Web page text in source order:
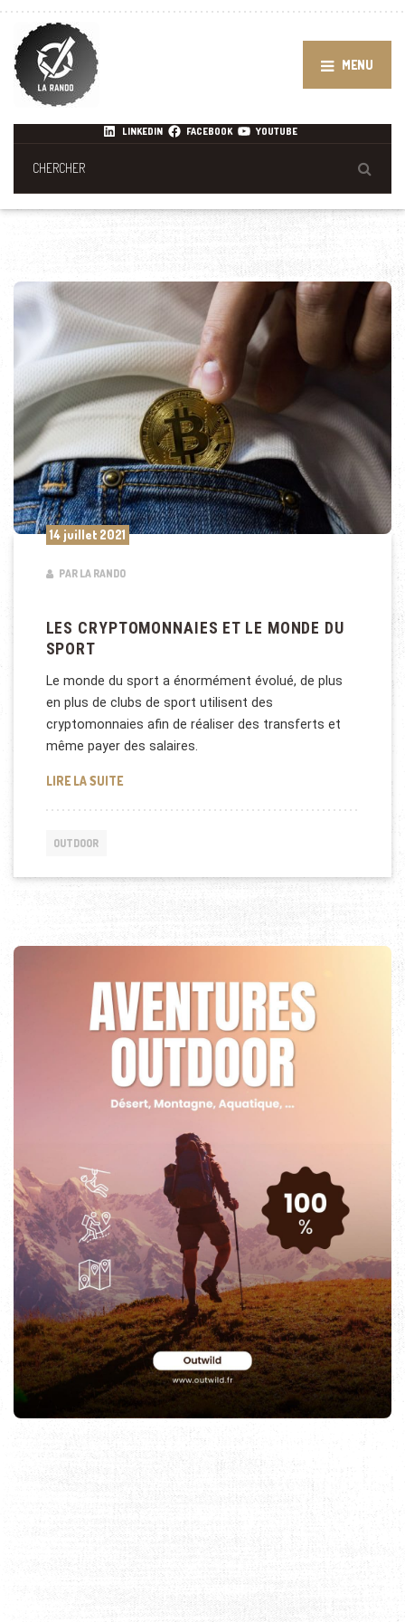
MENU
LINKEDIN FACEBOOK YOUTUBE
14 juillet 2021
PAR LA RANDO
LES CRYPTOMONNAIES ET LE MONDE DU
SPORT
Le monde du sport a énormément évolué, de plus
en plus de clubs de sport utilisent des
cryptomonnaies afin de réaliser des transferts et
même payer des salaires.
LIRE LA SUITELES CRYPTOMONNAIES ET LE MONDE DU SPORT
OUTDOOR